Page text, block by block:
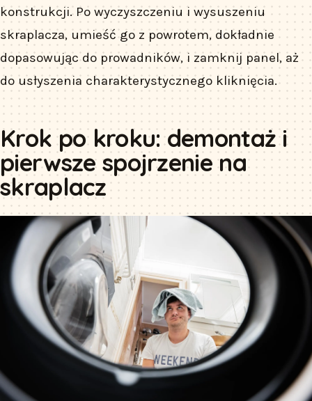
konstrukcji. Po wyczyszczeniu i wysuszeniu
skraplacza, umieść go z powrotem, dokładnie
dopasowując do prowadników, i zamknij panel, aż
do usłyszenia charakterystycznego kliknięcia.
Krok po kroku: demontaż i
pierwsze spojrzenie na
skraplacz